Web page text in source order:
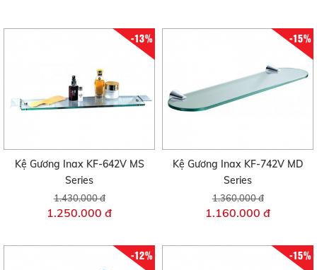
-13%
Kệ Gương Inax KF-642V MS
Series
1.430.000 đ
1.250.000 đ
-15%
Kệ Gương Inax KF-742V MD
Series
1.360.000 đ
1.160.000 đ
-12% -15%